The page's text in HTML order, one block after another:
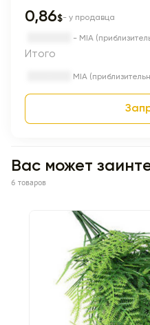
0,86$- у продавца
- MIA
Итого
MIA
Вас может
6 товаров